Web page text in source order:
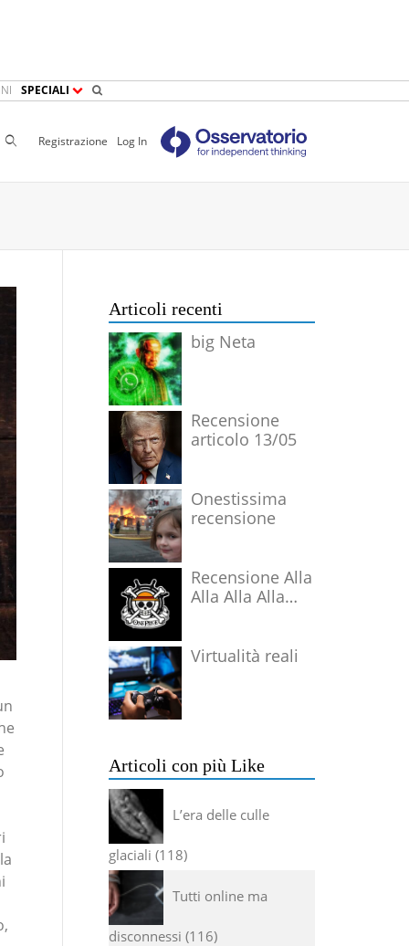
SPECIALI
CercaRegistrazione Log In
Articoli recenti
big Neta
Recensione
articolo 13/05
Onestissima
recensione
Recensione Alla
Alla Alla Alla
Virtualità reali
Articoli con più Like
L’era delle culle
glaciali 118
Tutti online ma
disconnessi 116